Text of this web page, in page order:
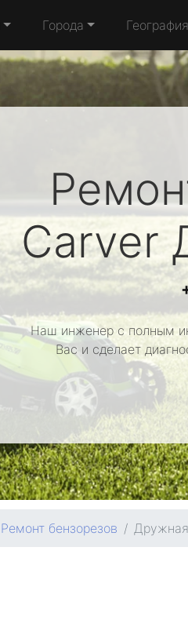
Города География
Carver
Наш инженер с полным
Вас и сделает
Ремонт бензорезов